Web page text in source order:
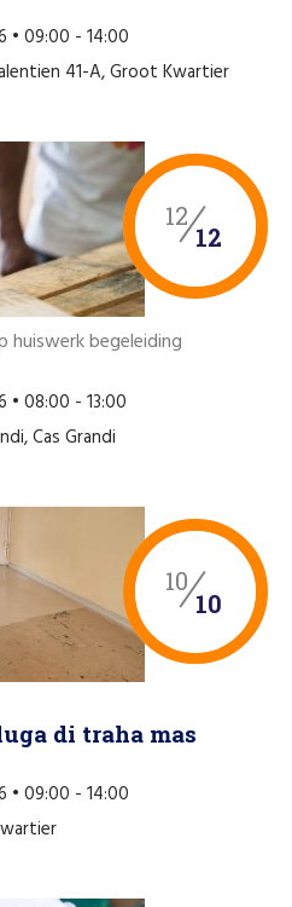
• 09:00 - 14:00
41-A, Groot Kwartier
12
12
huiswerk begeleiding
• 08:00 - 13:00
Cas Grandi
10
10
di traha mas
• 09:00 - 14:00